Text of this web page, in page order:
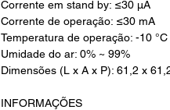
Corrente em stand by: ≤30 μA
Corrente de operação: ≤30 mA
Temperatura de operação: -10 °C
Umidade do ar: 0% ~ 99%
Dimensões (L x A x P): 61,2 x
INFORMAÇÕES